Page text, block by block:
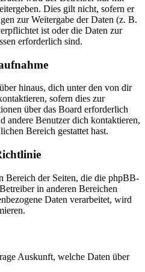
Dies gilt nicht, sofern er
zur Weitergabe der Daten (z. B.
ist oder die Daten zur
erforderlich sind.
hinaus, dich unter den von dir
sofern dies zur
über das Board erforderlich
andere Benutzer dich kontaktieren,
Bereich gestattet hast.
Bereich der Seiten, die die phpBB-
in anderen Bereichen
Daten verarbeitet, wird
Auskunft, welche Daten über